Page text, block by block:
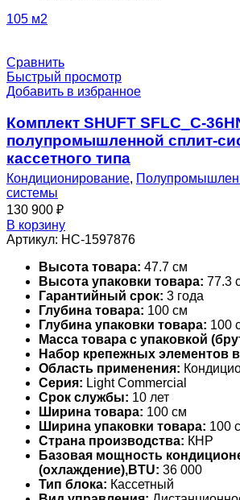
105 м2
Сравнить
Быстрый просмотр
Добавить в избранное
Комплект SHUFT SFLC_C-
полупромышленной сплит-
кассетного типа
Кондиционирование,
системы
130 900 ₽
В корзину
Артикул: НС-1597876
Высота товара: 47.7 см
Высота упаковки товара: 77.3
Гарантийный срок: 3 года
Глубина товара: 100 см
Глубина упаковки товара: 100
Масса товара с упаковкой
Набор крепежных элементов
Область применения:
Серия: Light Commercial
Срок службы: 10 лет
Ширина товара: 100 см
Ширина упаковки товара: 100
Страна производства: КНР
Базовая мощность
(охлаждение),BTU: 36 000
Тип блока: Кассетный